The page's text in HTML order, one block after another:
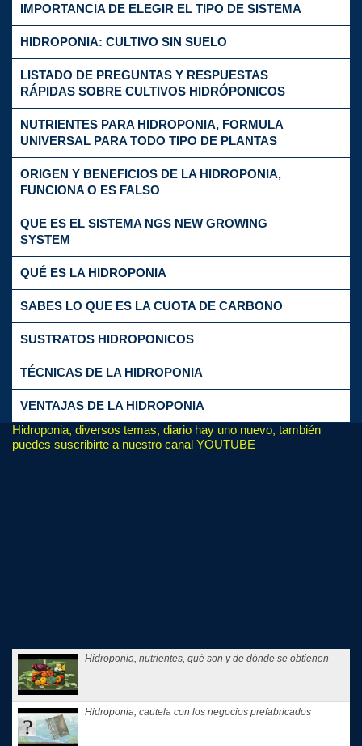
IMPORTANCIA DE ELEGIR EL TIPO DE SISTEMA
HIDROPONIA: CULTIVO SIN SUELO
LISTADO DE PREGUNTAS Y RESPUESTAS
RÁPIDAS SOBRE CULTIVOS HIDRÓPONICOS
NUTRIENTES PARA HIDROPONIA, FORMULA
UNIVERSAL PARA TODO TIPO DE PLANTAS
ORIGEN Y BENEFICIOS DE LA HIDROPONIA,
FUNCIONA O ES FALSO
QUE ES EL SISTEMA NGS NEW GROWING
SYSTEM
QUÉ ES LA HIDROPONIA
SABES LO QUE ES LA CUOTA DE CARBONO
SUSTRATOS HIDROPONICOS
TÉCNICAS DE LA HIDROPONIA
VENTAJAS DE LA HIDROPONIA
© FreeJoomla! 3 Modules- byVinaGecko.com
Hidroponia, diversos temas, diario hay uno nuevo, también
puedes suscribirte a nuestro canal YOUTUBE
Hidroponia, nutrientes, qué son y de dónde se obtienen
Hidroponia, cautela con los negocios prefabricados